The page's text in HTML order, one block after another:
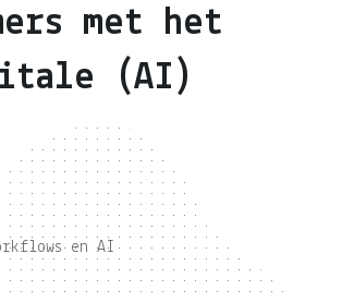
met het
(AI)
en AI